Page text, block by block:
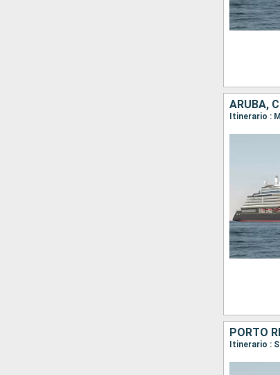
ARUBA,
Itinerario :
PORTO
Itinerario :